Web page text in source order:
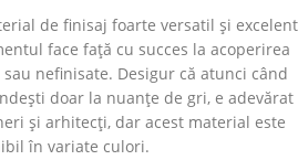
de finisaj foarte versatil și excelent
face față cu succes la acoperirea
nefinisate. Desigur că atunci când
doar la nuanțe de gri, e adevărat
și arhitecți, dar acest material este
în variate culori.